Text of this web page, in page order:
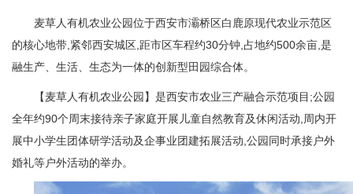
麦草人有机农业公园位于西安市灞桥区白鹿原现代农业示范区
的核心地带,紧邻西安城区,距市区车程约30分钟,占地约500余亩,是
融生产、生活、生态为一体的创新型田园综合体。
【麦草人有机农业公园】是西安市农业三产融合示范项目;公园
全年约90个周末接待亲子家庭开展儿童自然教育及休闲活动,周内开
展中小学生团体研学活动及企事业团建拓展活动,公园同时承接户外
婚礼等户外活动的举办。